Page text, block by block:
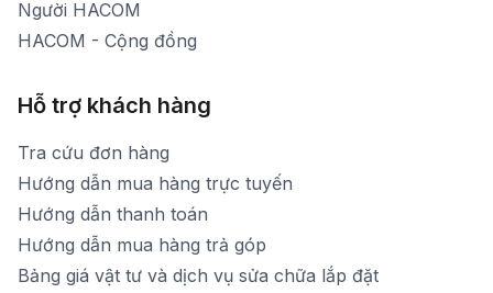
Người HACOM
HACOM - Cộng đồng
Hỗ trợ khách hàng
Tra cứu đơn hàng
Hướng dẫn mua hàng trực tuyến
Hướng dẫn thanh toán
Hướng dẫn mua hàng trả góp
Bảng giá vật tư và dịch vụ sửa chữa lắp đặt